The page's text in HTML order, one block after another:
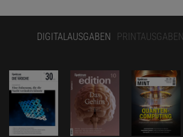
DIGITALAUSGABEN PRINTAUSGABEN